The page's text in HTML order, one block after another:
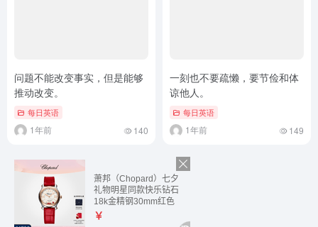
问题不能改变事实，但是能够
推动改变。
每日英语
1年前 140
一刻也不要疏懒，要节俭和体
谅他人。
每日英语
1年前 149